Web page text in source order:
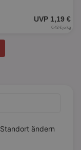
UVP 1,19 €
6,43 € je kg